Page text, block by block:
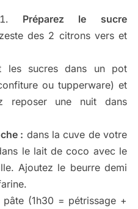
Préparez le sucre
des 2 citrons vers et
les sucres dans un pot
ou tupperware) et
reposer une nuit dans
: dans la cuve de votre
le lait de coco avec le
Ajoutez le beurre demi
(1h30 = pétrissage +